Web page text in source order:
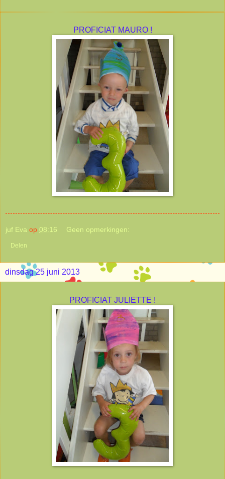
PROFICIAT MAURO !
juf Eva op 08:16 Geen opmerkingen:
Delen
dinsdag 25 juni 2013
PROFICIAT JULIETTE !